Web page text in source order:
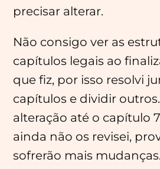
precisar alterar.
Não consigo ver as
capítulos legais ao
que fiz, por isso resolvi
capítulos e dividir outros.
alteração até o capítulo
ainda não os revisei,
sofrerão mais mudanças.